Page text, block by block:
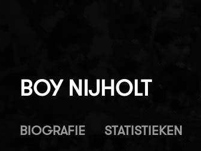
BOY NIJHOLT
BIOGRAFIE STATISTIEKEN